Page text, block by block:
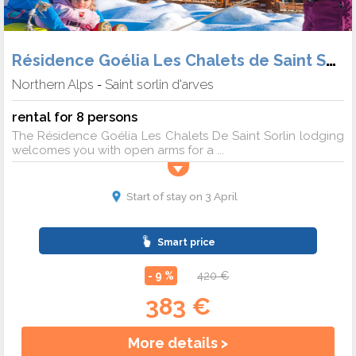
Résidence Goélia Les Chalets de Saint Sorlin
Northern Alps - Saint sorlin d'arves
rental for 8 persons
The Résidence Goélia Les Chalets De Saint Sorlin lodging
welcomes you with open arms for a ...
Start of stay on 3 April
Smart price
- 9 % 420 €
383 €
More details >